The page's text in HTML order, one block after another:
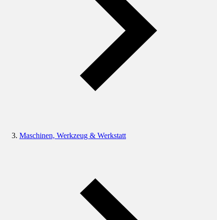
Maschinen, Werkzeug & Werkstatt